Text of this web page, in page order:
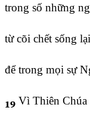
trong số những
từ cõi chết sống
để trong mọi sự
19 Vì Thiên Chúa